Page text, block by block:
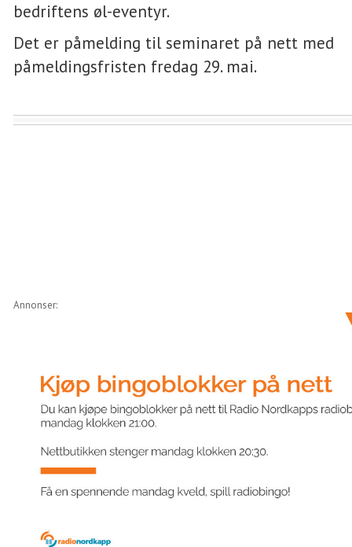
bedriftens øl-eventyr.
Det er påmelding til seminaret på nett med
påmeldingsfristen fredag 29. mai.
Annonser: